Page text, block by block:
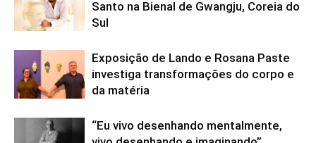
Santo na Bienal de Gwangju, Coreia do
Sul
Exposição de Lando e Rosana Paste
investiga transformações do corpo e
da matéria
“Eu vivo desenhando mentalmente,